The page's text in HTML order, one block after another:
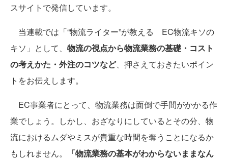
スサイトで発信しています。
当連載では「“物流ライター”が教える EC物流キソの
キソ」として、 物流の視点から物流業務の基礎・コスト
の考えかた・外注のコツなど、押さえておきたいポイン
トをお伝えします。
EC事業者にとって、物流業務は面倒で手間がかかる作
業でしょう。しかし、おざなりにしているとその分、物
流におけるムダやミスが貴重な時間を奪うことになるか
もしれません。
「物流業務の基本がわからないままなん